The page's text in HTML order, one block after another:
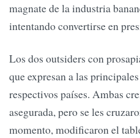
magnate de la industria
intentando convertirse en
Los dos outsiders con
que expresan a las
respectivos países. Ambas
asegurada, pero se les
momento, modificaron el